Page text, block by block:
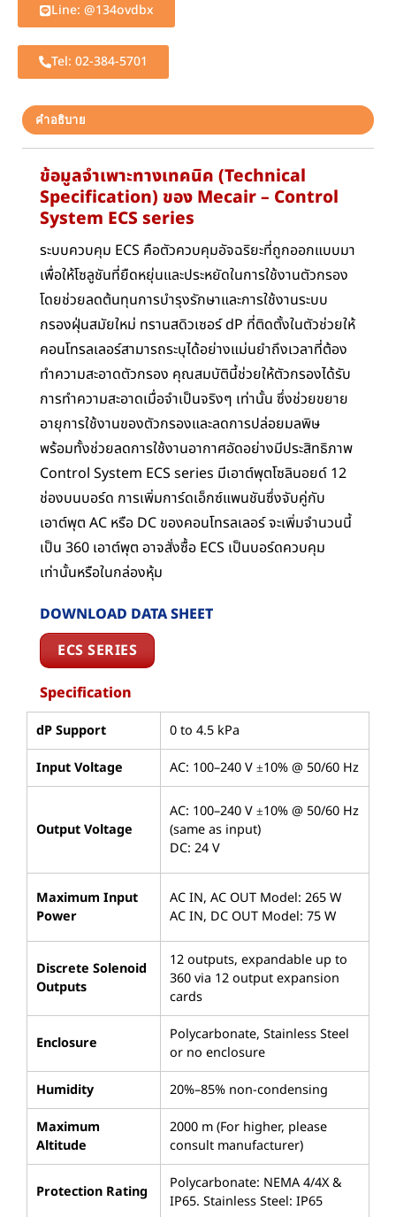
Line: @134ovdbx
Tel: 02-384-5701
คำอธิบาย
ข้อมูลจำเพาะทางเทคนิค (Technical
Specification) ของ Mecair – Control
System ECS series
ระบบควบคุม ECS คือตัวควบคุมอัจฉริยะที่ถูกออกแบบมา
เพื่อให้โซลูชันที่ยืดหยุ่นและประหยัดในการใช้งานตัวกรอง
โดยช่วยลดต้นทุนการบำรุงรักษาและการใช้งานระบบ
กรองฝุ่นสมัยใหม่ ทรานสดิวเซอร์ dP ที่ติดตั้งในตัวช่วยให้
คอนโทรลเลอร์สามารถระบุได้อย่างแม่นยำถึงเวลาที่ต้อง
ทำความสะอาดตัวกรอง คุณสมบัตินี้ช่วยให้ตัวกรองได้รับ
การทำความสะอาดเมื่อจำเป็นจริงๆ เท่านั้น ซึ่งช่วยขยาย
อายุการใช้งานของตัวกรองและลดการปล่อยมลพิษ
พร้อมทั้งช่วยลดการใช้งานอากาศอัดอย่างมีประสิทธิภาพ
Control System ECS series มีเอาต์พุตโซลินอยด์ 12
ช่องบนบอร์ด การเพิ่มการ์ดเอ็กซ์แพนชันซึ่งจับคู่กับ
เอาต์พุต AC หรือ DC ของคอนโทรลเลอร์ จะเพิ่มจำนวนนี้
เป็น 360 เอาต์พุต อาจสั่งซื้อ ECS เป็นบอร์ดควบคุม
เท่านั้นหรือในกล่องหุ้ม
DOWNLOAD DATA SHEET
ECS SERIES
Specification
dP Support
0 to 4.5 kPa
Input Voltage
AC: 100–240 V ±10% @ 50/60 Hz
Output Voltage
AC: 100–240 V ±10% @ 50/60 Hz
(same as input)
DC: 24 V
Maximum Input
Power
AC IN, AC OUT Model: 265 W
AC IN, DC OUT Model: 75 W
Discrete Solenoid
Outputs
12 outputs, expandable up to
360 via 12 output expansion
cards
Enclosure
Polycarbonate, Stainless Steel
or no enclosure
Humidity
20%–85% non-condensing
Maximum
Altitude
2000 m (For higher, please
consult manufacturer)
Protection Rating
Polycarbonate: NEMA 4/4X &
IP65. Stainless Steel: IP65